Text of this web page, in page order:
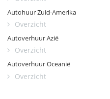
Autohuur Zuid-Amerika
Overzicht
Autoverhuur Azië
Overzicht
Autoverhuur Oceanië
Overzicht